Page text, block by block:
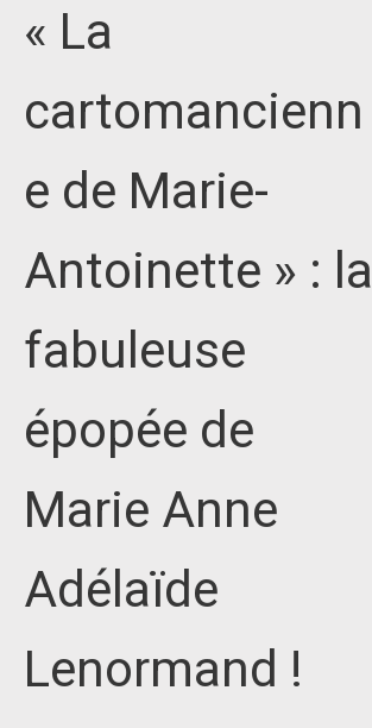
« La
cartomancienn
e de Marie-
Antoinette » : la
fabuleuse
épopée de
Marie Anne
Adélaïde
Lenormand !